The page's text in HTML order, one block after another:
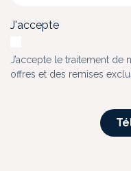
J'accepte
J’accepte le traitement
offres et des remises